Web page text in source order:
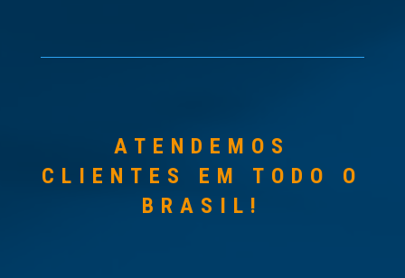
ATENDEMOS
CLIENTES EM TODO O
BRASIL!